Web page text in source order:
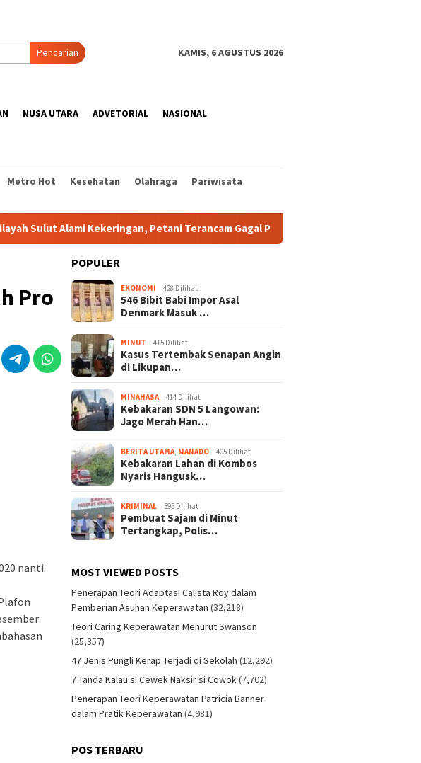
Pencarian
KAMIS, 6 AGUSTUS 2026
NUSA UTARA ADVETORIAL NASIONAL
Metro Hot Kesehatan Olahraga
Pariwisata
Alami Kekeringan, Petani Terancam Gagal Panen
Pro
nanti.
POPULER
EKONOMI 428 Dilihat
546 Bibit Babi Impor Asal
Denmark Masuk …
MINUT 415 Dilihat
Kasus Tertembak Senapan Angin
di Likupan…
MINAHASA 414 Dilihat
Kebakaran SDN 5 Langowan:
Jago Merah Han…
BERITA UTAMA, MANADO 405 Dilihat
Kebakaran Lahan di Kombos
Nyaris Hangusk…
KRIMINAL 395 Dilihat
Pembuat Sajam di Minut
Tertangkap, Polis…
MOST VIEWED POSTS
Penerapan Teori Adaptasi Calista Roy dalam
Pemberian Asuhan Keperawatan (32,218)
Teori Caring Keperawatan Menurut Swanson
(25,357)
47 Jenis Pungli Kerap Terjadi di Sekolah (12,292)
7 Tanda Kalau si Cewek Naksir si Cowok(7,702)
Penerapan Teori Keperawatan Patricia Banner
dalam Pratik Keperawatan (4,981)
POS TERBARU